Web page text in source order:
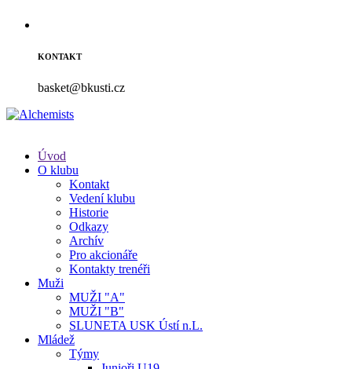
KONTAKT
basket@bkusti.cz
Úvod
O klubu
Kontakt
Vedení klubu
Historie
Odkazy
Archív
Pro akcionáře
Kontakty trenéři
Muži
MUŽI "A"
MUŽI "B"
SLUNETA USK Ústí n.L.
Mládež
Týmy